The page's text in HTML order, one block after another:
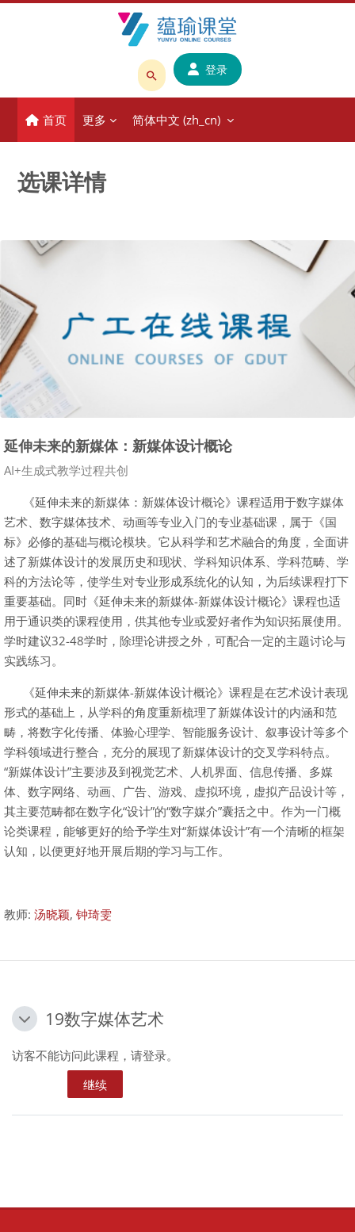
搜
课
程
登录
首页 更多 简体中文 ‎(zh_cn)‎
选课详情
延伸未来的新媒体：新媒体设计概论
课程类别
AI+生成式教学过程共创
《延伸未来的新媒体：新媒体设计概论》课程适用于数字媒体
艺术、数字媒体技术、动画等专业入门的专业基础课，属于《国
标》必修的基础与概论模块。它从科学和艺术融合的角度，全面讲
述了新媒体设计的发展历史和现状、学科知识体系、学科范畴、学
科的方法论等，使学生对专业形成系统化的认知，为后续课程打下
重要基础。同时《延伸未来的新媒体-新媒体设计概论》课程也适
用于通识类的课程使用，供其他专业或爱好者作为知识拓展使用。
学时建议32-48学时，除理论讲授之外，可配合一定的主题讨论与
实践练习。
《延伸未来的新媒体-新媒体设计概论》课程是在艺术设计表现
形式的基础上，从学科的角度重新梳理了新媒体设计的内涵和范
畴，将数字化传播、体验心理学、智能服务设计、叙事设计等多个
学科领域进行整合，充分的展现了新媒体设计的交叉学科特点。
“新媒体设计”主要涉及到视觉艺术、人机界面、信息传播、多媒
体、数字网络、动画、广告、游戏、虚拟环境，虚拟产品设计等，
其主要范畴都在数字化“设计”的“数字媒介”囊括之中。作为一门概
论类课程，能够更好的给予学生对“新媒体设计”有一个清晰的框架
认知，以便更好地开展后期的学习与工作。
教师: 汤晓颖, 钟琦雯
19数字媒体艺术
19数字媒体艺术
19数字媒体艺术
访客不能访问此课程，请登录。
继续